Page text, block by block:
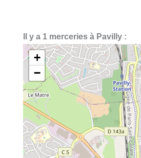
Il y a 1 merceries à Pavilly :
+
−